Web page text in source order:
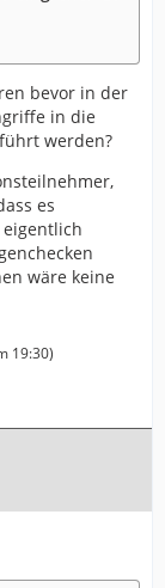
bevor in der
in die
werden?
es
wäre keine
19:30)